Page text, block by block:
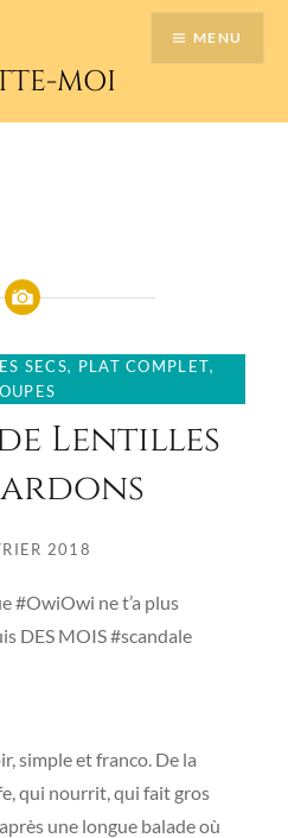
MOI
MENU
SECS, PLAT COMPLET,
Lentilles
2018
#OwiOwi ne t’a plus
DES MOIS #scandale
simple et franco. De la
qui nourrit, qui fait gros
une longue balade où